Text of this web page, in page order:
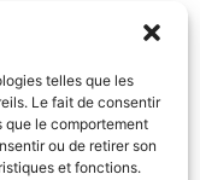
telles que les
Le fait de consentir
que le comportement
ou de retirer son
et fonctions.